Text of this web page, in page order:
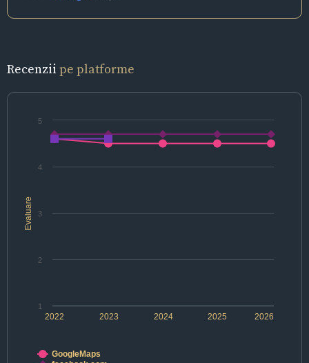
Recenzii pe platforme
Evaluare
2022 2024 2026
2023 2025
1
2
3
4
5
GoogleMaps